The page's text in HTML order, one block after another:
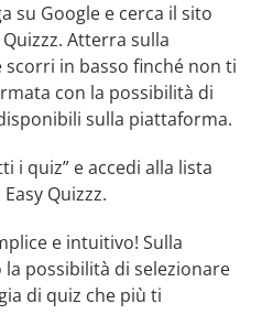
su Google e cerca il sito
Atterra sulla
scorri in basso finché non ti
con la possibilità di
sulla piattaforma.
i quiz” e accedi alla lista
Quizzz.
e intuitivo! Sulla
possibilità di selezionare
di quiz che più ti